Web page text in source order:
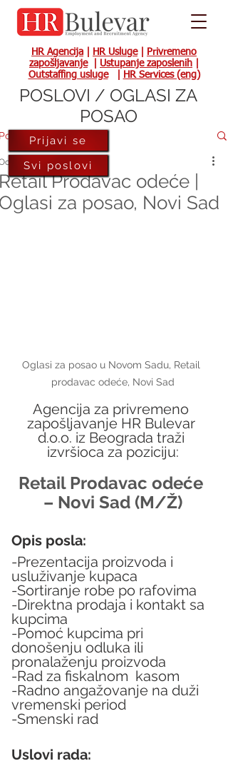
HR Agencija HR Usluge|
Privremeno
zapošljavanje| Ustupanje zaposlenih
Outstaffing usluge| HR Services (eng)
Prodavac odeće |
za posao, Novi Sad
15, 2021
Oglasi za posao u Novom Sadu, Retail
prodavac odeće, Novi Sad
Agencija za privremeno
zapošljavanje HR Bulevar
d.o.o. iz Beograda traži
izvršioca za poziciju:
Retail Prodavac odeće
– Novi Sad (M/Ž)
Opis posla:
-Prezentacija proizvoda i
usluživanje kupaca
-Sortiranje robe po rafovima
-Direktna prodaja i kontakt sa
kupcima
-Pomoć kupcima pri
donošenju odluka ili
pronalaženju proizvoda
-Rad za fiskalnom  kasom
-Radno angažovanje na duži
vremenski period
-Smenski rad
Uslovi rada:
Prijavi se
Svi poslovi
POSLOVI / OGLASI ZA
POSAO